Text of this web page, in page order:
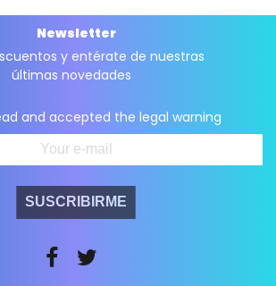
Newsletter
y entérate de nuestras
últimas novedades
and accepted the legal warning
SUSCRIBIRME